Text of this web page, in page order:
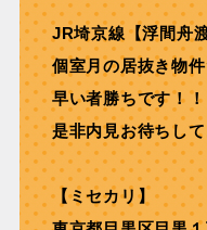
JR埼京線【浮間⾈
個室月の居抜き物
早い者勝ちです！！
是非内見お待ちし
【ミセカリ】